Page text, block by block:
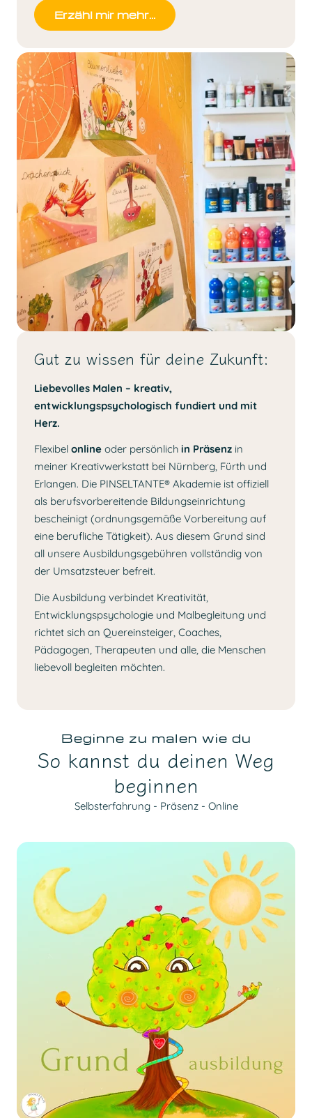
Erzähl mir mehr…
Gut zu wissen für deine Zukunft:
Liebevolles Malen – kreativ,
entwicklungspsychologisch fundiert und mit
Herz.
Flexibel onlineoder persönlich in Präsenzin
meiner Kreativwerkstatt bei Nürnberg, Fürth und
Erlangen. Die PINSELTANTE® Akademie ist offiziell
als berufsvorbereitende Bildungseinrichtung
bescheinigt (ordnungsgemäße Vorbereitung auf
eine berufliche Tätigkeit). Aus diesem Grund sind
all unsere Ausbildungsgebühren vollständig von
der Umsatzsteuer befreit.
Die Ausbildung verbindet Kreativität,
Entwicklungspsychologie und Malbegleitung und
richtet sich an Quereinsteiger, Coaches,
Pädagogen, Therapeuten und alle, die Menschen
liebevoll begleiten möchten.
Beginne zu malen wie du
So kannst du deinen Weg
beginnen
Selbsterfahrung - Präsenz - Online